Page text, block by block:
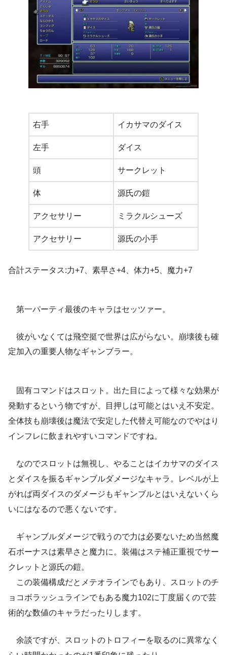
右手 イカサマのダイス
左手 ダイス
頭 サークレット
体 源氏の鎧
アクセサリー ミラクルシューズ
アクセサリー 源氏の小手
合計ステータス:力+7、素早さ+4、体力+5、魔力+7
第一パーティ最後のキャラはセッツァー。
彼がいなくては飛空挺で世界は広がらない。崩壊後も確
定加入の重要人物なギャンブラー。
固有コマンドはスロット。出た目によって様々な効果が
発動するという物ですが、目押しは可能とはいえ不安定。
全体技も崩壊後は魔法で安定した代替え可能なのでやはり
インフレに飲まれやすいコマンドですね。
なのでスロットは無視し、やることはイカサマのダイス
とダイスを振るギャンブルダメージなキャラ。レベルが上
がれば両ダイスのダメージもギャンブルとはいえないくら
いにはなるので悪くないです。
ギャンブルダメージで戦うので力は必要ないため当然魔
石ボーナスは素早さと魔力に。装備はステ補正重視でサー
クレットと源氏の鎧。
この装備構成だとメテオラインでもあり、スロットのチ
ョコボラッシュラインでもある魔力102に丁度届くので芸
術的な数値のキャラだったりします。
余談ですが、スロットのトロフィーを取るのに異常なく